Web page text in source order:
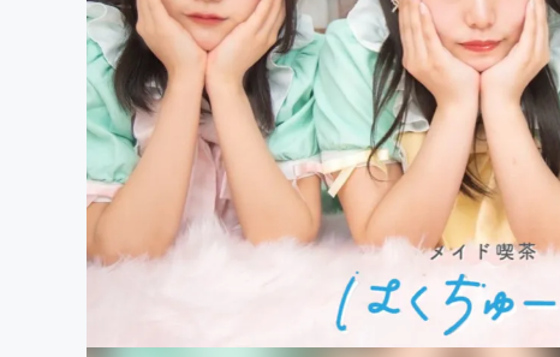
ビジネス・起業
まちづくり・地域活性化